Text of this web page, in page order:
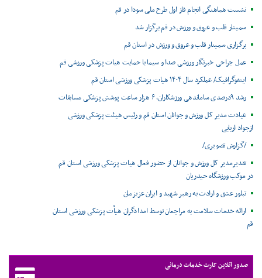
نشست هماهنگی انجام فاز اول طرح ملی سودا در قم
سمینار قلب و عروق و ورزش در قم برگزار شد
برگزاری سمینار قلب و عروق و ورزش در استان قم
عمل جراحی خبرنگار ورزشی صدا و سیما با حمایت هیات پزشکی ورزشی قم
اینفوگرافیک/ عملکرد سال ۱۴۰۴ هیات پزشکی ورزشی استان قم
رشد ۹درصدی ساماندهی ورزشکاران، ۶ هزار ساعت پوشش پزشکی مسابقات
عیادت مدیر کل ورزش و جوانان استان قم و رئیس هیئت پزشکی ورزشی
ازجواد اربابی
/گزارش تصویری/
تقدیرمدیر کل ورزش و جوانان از حضور فعال هیات پزشکی ورزشی استان قم
در موکب ورزشگاه حیدریان
تبلور عشق و ارادت به رهبر شهید و ایران عزیزمان
ارائه خدمات سلامت به مراجعان توسط امدادگران هیأت پزشکی ورزشی استان
قم
صدور آنلاین کارت خدمات درمانی